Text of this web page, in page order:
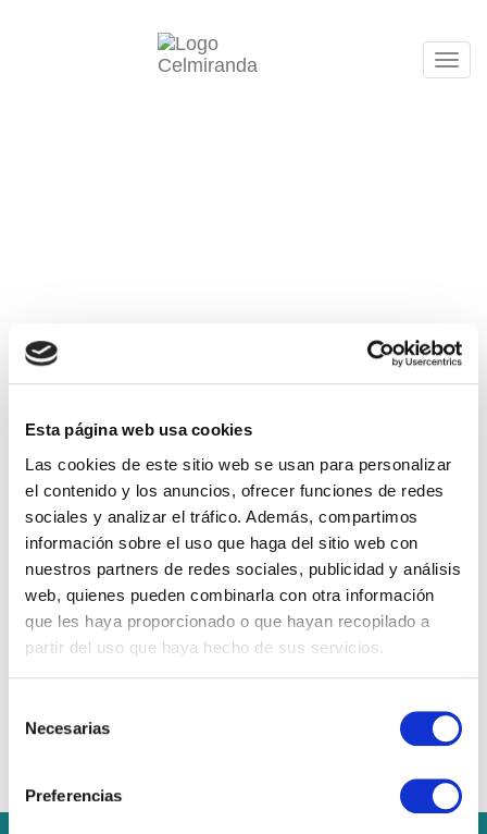
Esta página web usa cookies
Las cookies de este sitio web se usan para personalizar
el contenido y los anuncios, ofrecer funciones de redes
sociales y analizar el tráfico. Además, compartimos
información sobre el uso que haga del sitio web con
nuestros partners de redes sociales, publicidad y análisis
web, quienes pueden combinarla con otra información
que les haya proporcionado o que hayan recopilado a
partir del uso que haya hecho de sus servicios.
Necesarias
Preferencias
Servei de gestió i cobrament de rebuts
famílies com a servei dirigit a l’AFA i la